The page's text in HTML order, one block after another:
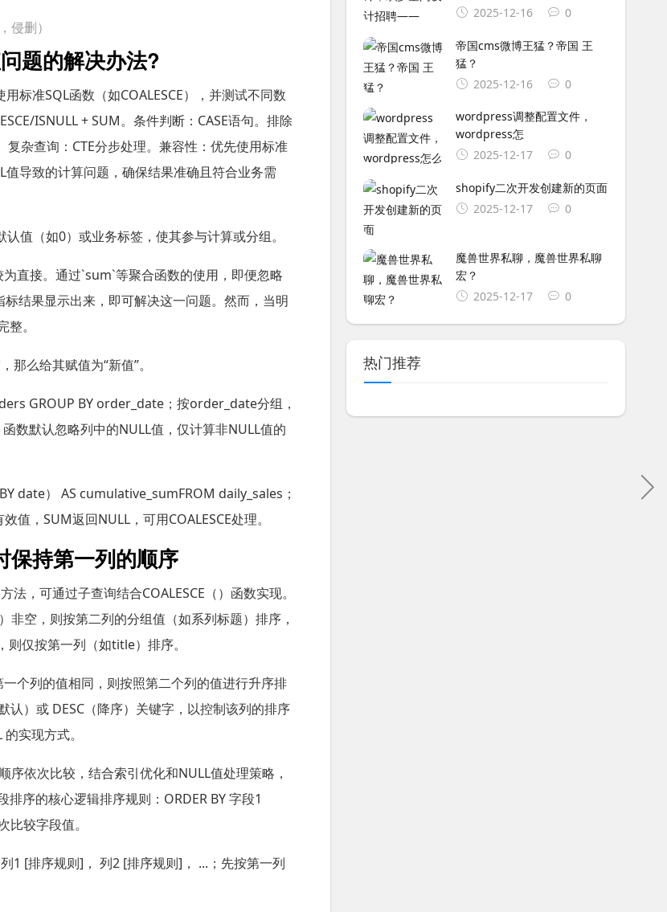
侵删）
题的解决办法?
用标准SQL函数（如COALESCE），并测试不同数
ISNULL + SUM。条件判断：CASE语句。排除
复杂查询：CTE分步处理。兼容性：优先使用标准
导致的计算问题，确保结果准确且符合业务需
值（如0）或业务标签，使其参与计算或分组。
直接。通过`sum`等聚合函数的使用，即便忽略
结果显示出来，即可解决这一问题。然而，当明
。
么给其赋值为“新值”。
GROUP BY order_date；按order_date分组，
数默认忽略列中的NULL值，仅计算非NULL值的
date） AS cumulative_sumFROM daily_sales；
，SUM返回NULL，可用COALESCE处理。
保持第一列的顺序
，可通过子查询结合COALESCE（）函数实现。
空，则按第二列的分组值（如系列标题）排序，
仅按第一列（如title）排序。
个列的值相同，则按照第二个列的值进行升序排
认）或 DESC（降序）关键字，以控制该列的排序
实现方式。
序依次比较，结合索引优化和NULL值处理策略，
序的核心逻辑排序规则：ORDER BY 字段1
较字段值。
1 [排序规则]， 列2 [排序规则]， ...；先按第一列
2025-12-16
0
帝国cms微博王猛？帝国 王
猛？
2025-12-16
0
wordpress调整配置文件，
wordpress怎
2025-12-17
0
shopify二次开发创建新的页面
2025-12-17
0
魔兽世界私聊，魔兽世界私聊
宏？
2025-12-17
0
热门推荐